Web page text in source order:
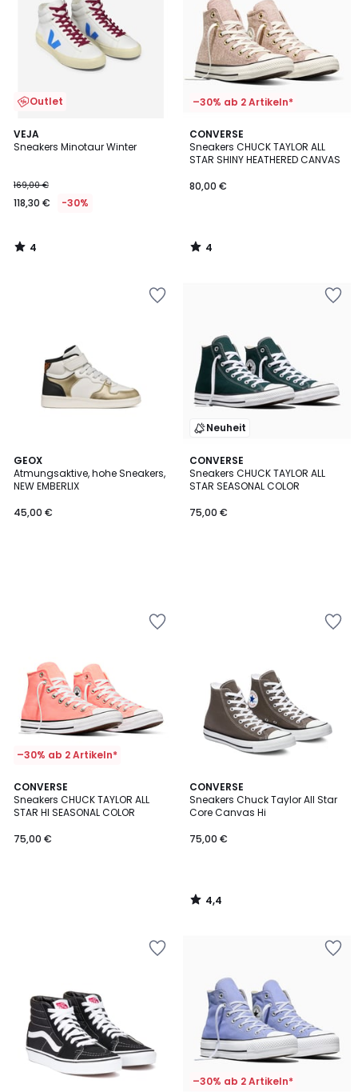
Outlet
VEJA
Sneakers Minotaur Winter
169,00 €
118,30 € -30%
4
/
4
/
–30% ab 2 Artikeln*
CONVERSE
Sneakers CHUCK TAYLOR ALL
STAR SHINY HEATHERED CANVAS
80,00 €
4
/
5
4
/
GEOX
Atmungsaktive, hohe Sneakers,
NEW EMBERLIX
45,00 €
Neuheit
CONVERSE
Sneakers CHUCK TAYLOR ALL
STAR SEASONAL COLOR
75,00 €
–30% ab 2 Artikeln*
CONVERSE
Sneakers CHUCK TAYLOR ALL
STAR HI SEASONAL COLOR
75,00 €
CONVERSE
Sneakers Chuck Taylor All Star
Core Canvas Hi
75,00 €
4,4
/ 5
4,4
/
–30% ab 2 Artikeln*